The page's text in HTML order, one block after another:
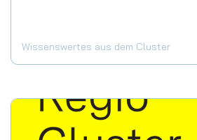
Wissenswertes aus dem Cluster